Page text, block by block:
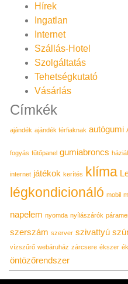
Hírek
Ingatlan
Internet
Szállás-Hotel
Szolgáltatás
Tehetségkutató
Vásárlás
Címkék
ajándék ajándék férfiaknak autógumi
fogyás fűtőpanel gumiabroncs
internet játékok kerítés klíma
légkondicionáló mobil
napelem nyomda nyílászárók
szerszám szerver szivattyú
vízszűrő webáruház zárcsere ékszer
öntözőrendszer